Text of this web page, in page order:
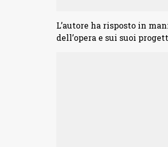
L’autore ha risposto in
dell’opera e sui suoi